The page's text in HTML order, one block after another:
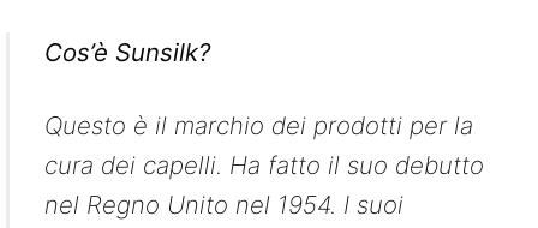
Cos’è Sunsilk?
Questo è il marchio dei prodotti per la
cura dei capelli. Ha fatto il suo debutto
nel Regno Unito nel 1954. I suoi